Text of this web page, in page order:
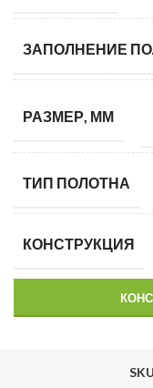
ЗАПОЛНЕНИЕ
РАЗМЕР, ММ
ТИП ПОЛОТНА
КОНСТРУКЦИЯ